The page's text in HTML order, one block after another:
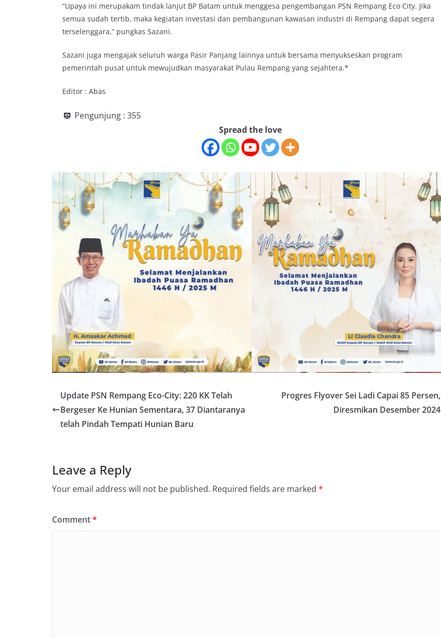
“Upaya ini merupakam tindak lanjut BP Batam untuk menggesa pengembangan PSN Rempang Eco City. Jika
semua sudah tertib, maka kegiatan investasi dan pembangunan kawasan industri di Rempang dapat segera
terselenggara,” pungkas Sazani.
Sazani juga mengajak seluruh warga Pasir Panjang lainnya untuk bersama menyukseskan program
pemerintah pusat untuk mewujudkan masyarakat Pulau Rempang yang sejahtera.*
Editor : Abas
Pengunjung : 355
Spread the love
Update PSN Rempang Eco-City: 220 KK Telah
Bergeser Ke Hunian Sementara, 37 Diantaranya
telah Pindah Tempati Hunian Baru
Progres Flyover Sei Ladi Capai 85 Persen,
Diresmikan Desember 2024
Leave a Reply
Your email address will not be published. Required fields are marked *
Comment*